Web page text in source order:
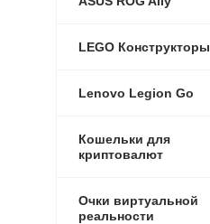
LEGO Конструкторы
Lenovo Legion Go
Кошельки для
криптовалют
Очки виртуальной
реальности